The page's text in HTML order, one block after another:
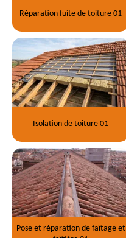
Réparation fuite de toiture 01
Isolation de toiture 01
Pose et réparation de faîtage et